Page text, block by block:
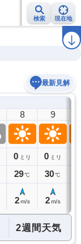
検索 現在地
ラ
最新見解
8
0 ミリ
29℃
2 m/s
9
0 ミリ
30℃
2 m/s
2週間天気